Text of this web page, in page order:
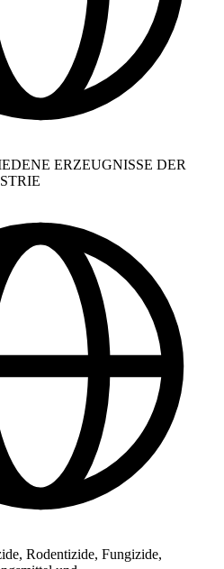
ERZEUGNISSE DER
Rodentizide, Fungizide,